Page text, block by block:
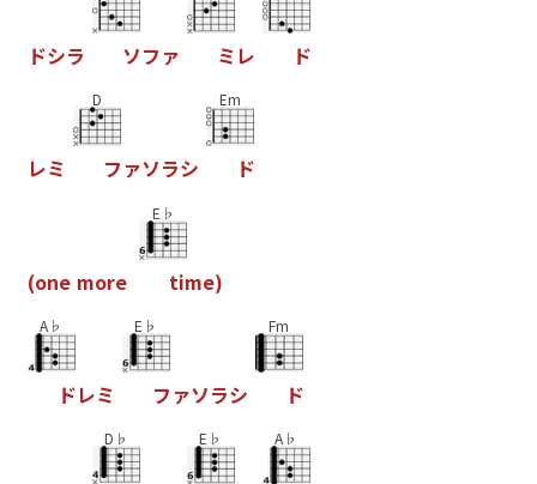
ドシラ ソフ ァ ミ レ ド
レミ
D
フ ァソラシ
Em
ド
(one more
E♭
time)
A♭
ドレミ
E♭
フ ァソラシ
Fm
ド
D♭ E♭ A♭